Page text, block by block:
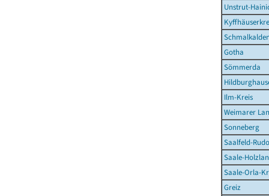
Unstrut-
Gotha
Sömmerda
Ilm-Kreis
Weimarer
Sonneberg
Saalfeld-
Saale-
Saale-Orla-
Greiz